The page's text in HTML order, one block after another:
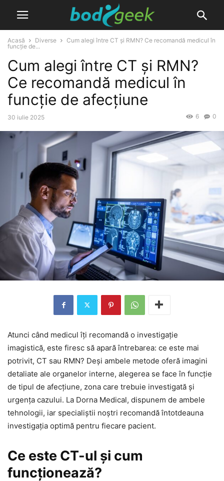
Acasă Diverse
Cum alegi între CT și RMN? Ce recomandă medicul în
funcție de...
Cum alegi între CT și RMN?
Ce recomandă medicul în
funcție de afecțiune
30 iulie 2025 0
6
Atunci când medicul îți recomandă o investigație
imagistică, este firesc să apară întrebarea: ce este mai
potrivit, CT sau RMN? Deși ambele metode oferă imagini
detaliate ale organelor interne, alegerea se face în funcție
de tipul de afecțiune, zona care trebuie investigată și
urgența cazului. La Dorna Medical, dispunem de ambele
tehnologii, iar specialiștii noștri recomandă întotdeauna
investigația optimă pentru fiecare pacient.
Ce este CT-ul și cum
funcționează?